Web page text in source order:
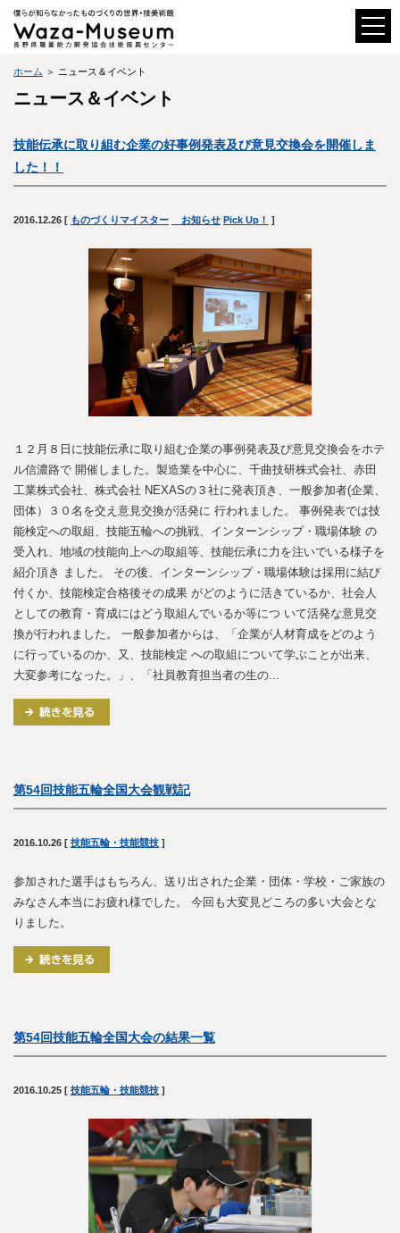
ホーム ＞ ニュース＆イベント
ニュース＆イベント
技能伝承に取り組む企業の好事例発表及び意見交換会を開催しま
した！！
2016.12.26 [ ものづくりマイスター お知らせ Pick Up！ ]
１２月８日に技能伝承に取り組む企業の事例発表及び意見交換会をホテ
ル信濃路で 開催しました。製造業を中心に、千曲技研株式会社、赤田
工業株式会社、株式会社 NEXASの３社に発表頂き、一般参加者(企業、
団体）３０名を交え意見交換が活発に 行われました。 事例発表では技
能検定への取組、技能五輪への挑戦、インターンシップ・職場体験 の
受入れ、地域の技能向上への取組等、技能伝承に力を注いでいる様子を
紹介頂き ました。 その後、インターンシップ・職場体験は採用に結び
付くか、技能検定合格後その成果 がどのように活きているか、社会人
としての教育・育成にはどう取組んでいるか等につ いて活発な意見交
換が行われました。 一般参加者からは、「企業が人材育成をどのよう
に行っているのか、又、技能検定 への取組について学ぶことが出来、
大変参考になった。」、「社員教育担当者の生の...
第54回技能五輪全国大会観戦記
2016.10.26 [ 技能五輪・技能競技 ]
参加された選手はもちろん、送り出された企業・団体・学校・ご家族の
みなさん本当にお疲れ様でした。 今回も大変見どころの多い大会とな
りました。
第54回技能五輪全国大会の結果一覧
2016.10.25 [ 技能五輪・技能競技 ]